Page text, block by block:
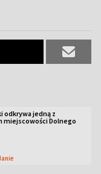
odkrywa jedną z
miejscowości Dolnego